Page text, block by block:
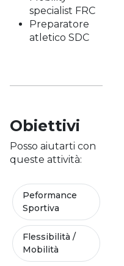
specialist FRC
Preparatore
atletico SDC
Obiettivi
Posso aiutarti con
queste attività:
Peformance
Sportiva
Flessibilità /
Mobilità